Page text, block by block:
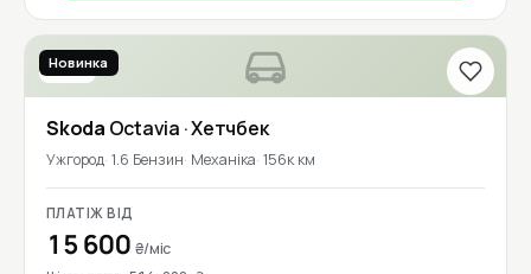
2017
Новинка
Skoda Octavia · Хетчбек
Ужгород 1.6 Бензин Механіка 156к км
ПЛАТІЖ ВІД
15 600 ₴/міс